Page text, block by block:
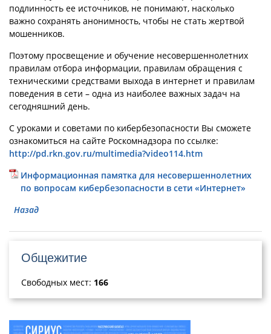
подлинность ее источников, не понимают, насколько
важно сохранять анонимность, чтобы не стать жертвой
мошенников.
Поэтому просвещение и обучение несовершеннолетних
правилам отбора информации, правилам обращения с
техническими средствами выхода в интернет и правилам
поведения в сети – одна из наиболее важных задач на
сегодняшний день.
С уроками и советами по кибербезопасности Вы сможете
ознакомиться на сайте Роскомнадзора по ссылке:
http://pd.rkn.gov.ru/multimedia?video114.htm
Информационная памятка для несовершеннолетних
по вопросам кибербезопасности в сети «Интернет»
Назад
Общежитие
Свободных мест: 166